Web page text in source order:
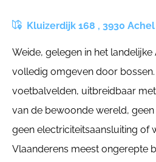
Kluizerdijk 168 , 3930
Weide, gelegen in het
volledig omgeven door
voetbalvelden, uitbreidbaar
van de bewoonde wereld,
geen electriciteitsaansluiting of
Vlaanderens meest ongerepte